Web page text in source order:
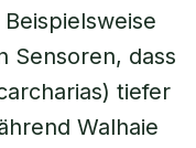
Sensoren, dass
tiefer
Walhaie